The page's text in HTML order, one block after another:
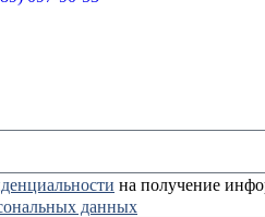
на получение
данных